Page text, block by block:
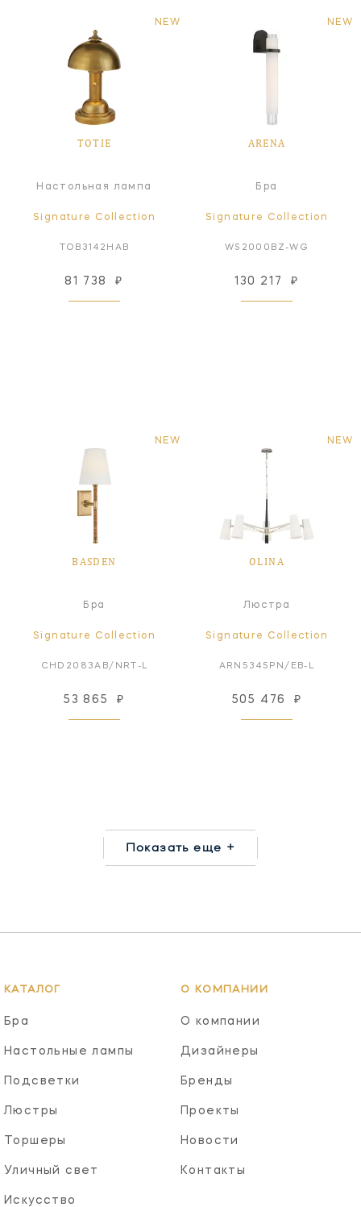
NEW
TOTIE
Настольная лампа
Signature Collection
TOB3142HAB
81 738 ₽
NEW
ARENA
Бра
Signature Collection
WS2000BZ-WG
130 217 ₽
NEW
BASDEN
Бра
Signature Collection
CHD2083AB/NRT-L
53 865 ₽
NEW
OLINA
Люстра
Signature Collection
ARN5345PN/EB-L
505 476 ₽
Показать еще +
КАТАЛОГ
Бра
Настольные лампы
Подсветки
Люстры
Торшеры
Уличный свет
Искусство
О КОМПАНИИ
О компании
Дизайнеры
Бренды
Проекты
Новости
Контакты